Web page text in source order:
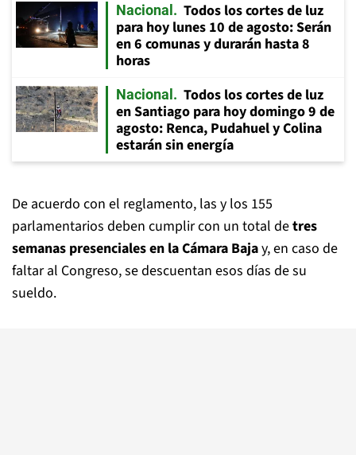
Nacional
Todos los cortes de luz
para hoy lunes 10 de agosto: Serán
en 6 comunas y durarán hasta 8
horas
Nacional
Todos los cortes de luz
en Santiago para hoy domingo 9 de
agosto: Renca, Pudahuel y Colina
estarán sin energía
De acuerdo con el reglamento, las y los 155
parlamentarios deben cumplir con un total detres
semanas presenciales en la Cámara Bajay, en caso de
faltar al Congreso, se descuentan esos días de su
sueldo.